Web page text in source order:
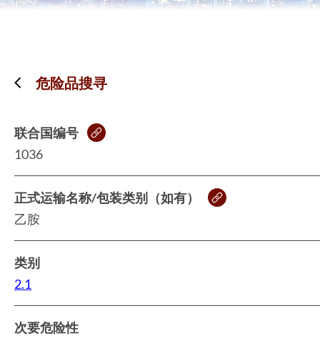
危险品搜寻
联合国编号
1036
正式运输名称/包装类别（如有）
乙胺
类别
2.1
次要危险性